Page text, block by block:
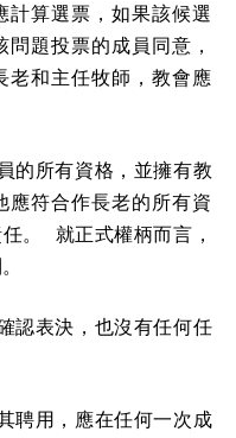
計算選票，如果該候選
題投票的成員同意，
老和主任牧師，教會應
的所有資格，並擁有教
應符合作長老的所有資
。 就正式權柄而言，
認表決，也沒有任何任
聘用，應在任何一次成